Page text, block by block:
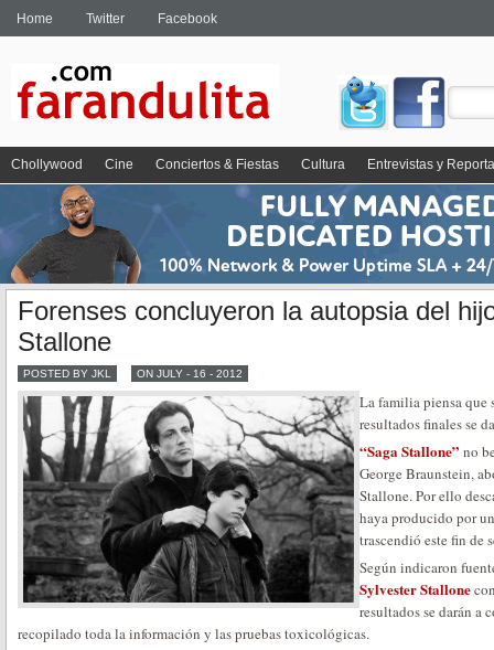
Home Twitter Facebook
Chollywood Cine Conciertos & Fiestas Cultura Entrevistas y
Forenses concluyeron la autopsia del
Stallone
POSTED BY JKL ON JULY - 16 - 2012
La familia piensa que
resultados finales se
“Saga Stallone” no
George Braunstein,
Stallone. Por ello
haya producido por
trascendió este fin de
Según indicaron
Sylvester Stallone
resultados se darán a
recopilado toda la información y las pruebas toxicológicas.